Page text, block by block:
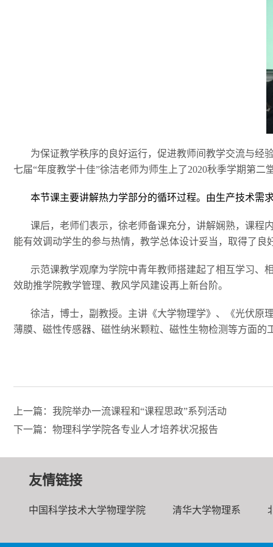
为保证教学秩序的良好运行，促进教师间教学交流与经
七届“年度教学十佳”徐洁老师为师生上了2020秋季学期第
本节课主要讲解热力学部分的循环过程。由生产技术需
课后，老师们表示，徐老师备课充分，讲解娴熟，课程
能有效调动学生的参与热情，教学总体设计妥当，取得了良
示范课教学观摩为学院中青年教师搭建起了相互学习、
效助推学院教学管理、教风学风建设再上新台阶。
徐洁，博士，副教授。主讲《大学物理学》、《光伏原
薄膜、磁性传感器、磁性纳米颗粒、磁性生物检测等方面的
上一篇：我院举办一流课程和“课程思政”系列活动
下一篇：物理科学学院各专业人才培养状况报告
友情链接
中国科学技术大学物理学院 清华大学物理系